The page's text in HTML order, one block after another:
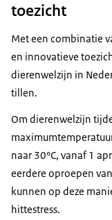
toezicht
Met een combinatie
en innovatieve
dierenwelzijn in
tillen.
Om dierenwelzijn
naar 30°C, vanaf 1
eerdere oproepen
kunnen op deze
hittestress.